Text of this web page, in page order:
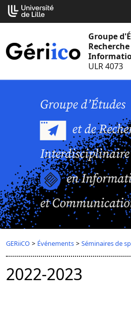
Aller
au
Groupe
ULR 4073
GERiiCO > Événements > Séminaires de
2022-2023
Cookies management panel